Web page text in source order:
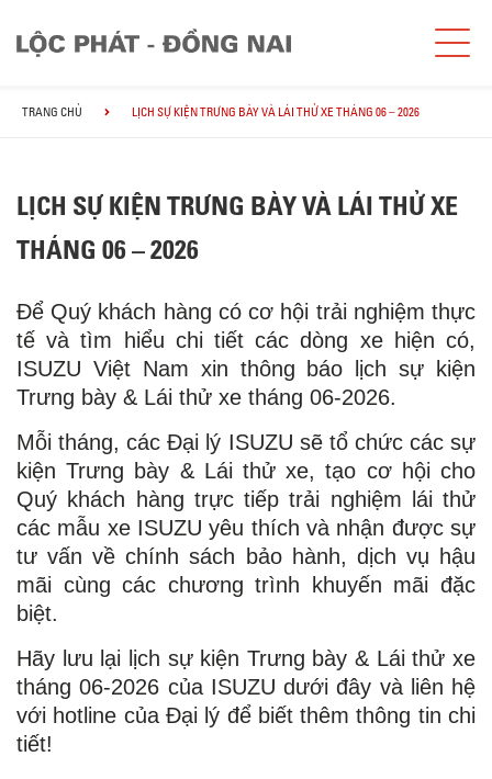
TRANG CHỦ LỊCH SỰ KIỆN TRƯNG BÀY VÀ LÁI THỬ XE THÁNG 06 – 2026
LỊCH SỰ KIỆN TRƯNG BÀY VÀ LÁI THỬ XE
THÁNG 06 – 2026
Để Quý khách hàng có cơ hội trải nghiệm thực
tế và tìm hiểu chi tiết các dòng xe hiện có,
ISUZU Việt Nam xin thông báo lịch sự kiện
Trưng bày & Lái thử xe tháng 06-2026.
Mỗi tháng, các Đại lý ISUZU sẽ tổ chức các sự
kiện Trưng bày & Lái thử xe, tạo cơ hội cho
Quý khách hàng trực tiếp trải nghiệm lái thử
các mẫu xe ISUZU yêu thích và nhận được sự
tư vấn về chính sách bảo hành, dịch vụ hậu
mãi cùng các chương trình khuyến mãi đặc
biệt.
Hãy lưu lại lịch sự kiện Trưng bày & Lái thử xe
tháng 06-2026 của ISUZU dưới đây và liên hệ
với hotline của Đại lý để biết thêm thông tin chi
tiết!